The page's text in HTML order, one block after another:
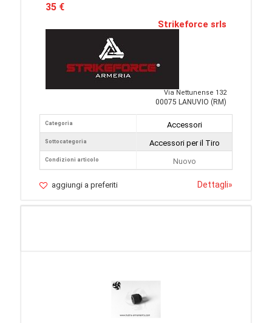
35 €
Strikeforce srls
Via Nettunense 132
00075 LANUVIO (RM)
Categoria
Sottocategoria
Condizioni articolo
Accessori
Accessori per il Tiro
Nuovo
aggiungi a preferiti Dettagli»